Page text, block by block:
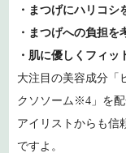
・まつげにハリコ
・まつげへの負担
・肌に優しくフィッ
大注目の美容成分「
クソソーム※4」を
アイリストからも信
ですよ。